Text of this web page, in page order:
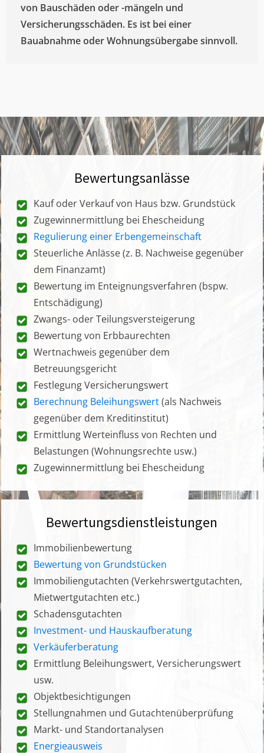
von Bauschäden oder -mängeln und
Versicherungsschäden. Es ist bei einer
Bauabnahme oder Wohnungsübergabe sinnvoll.
Bewertungsanlässe
Kauf oder Verkauf von Haus bzw. Grundstück
Zugewinnermittlung bei Ehescheidung
Regulierung einer Erbengemeinschaft
Steuerliche Anlässe (z. B. Nachweise gegenüber
dem Finanzamt)
Bewertung im Enteignungsverfahren (bspw.
Entschädigung)
Zwangs- oder Teilungsversteigerung
Bewertung von Erbbaurechten
Wertnachweis gegenüber dem
Betreuungsgericht
Festlegung Versicherungswert
Berechnung Beleihungswert(als Nachweis
gegenüber dem Kreditinstitut)
Ermittlung Werteinfluss von Rechten und
Belastungen (Wohnungsrechte usw.)
Zugewinnermittlung bei Ehescheidung
Bewertungsdienstleistungen
Immobilienbewertung
Bewertung von Grundstücken
Immobiliengutachten (Verkehrswertgutachten,
Mietwertgutachten etc.)
Schadensgutachten
Investment- und Hauskaufberatung
Verkäuferberatung
Ermittlung Beleihungswert, Versicherungswert
usw.
Objektbesichtigungen
Stellungnahmen und Gutachtenüberprüfung
Markt- und Standortanalysen
Energieausweis